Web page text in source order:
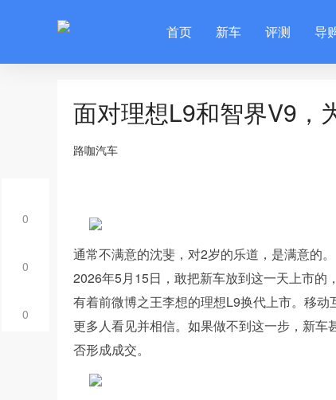
首页 新车 评测 导
0
0
0
面对理想L9和智界V9，
路咖汽车
通常不满意的沈斐，对2岁的乐道，是满意的。
2026年5月15日，敢把新车放到这一天上市的
有着前微博之王李想的理想L9换代上市。移
更多人看见并相信。如果做不到这一步，新
否形成成交。